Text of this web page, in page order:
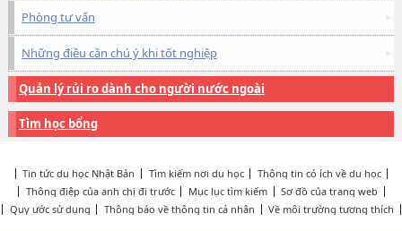
Phòng tư vấn
Những điều cần chú ý khi tốt nghiệp
Quản lý rủi ro dành cho người nước ngoài
Tìm học bổng
Tin tức du học Nhật Bản Tìm kiếm nơi du học
Thông tin có ích về du học
Thông điệp của anh chị đi trước
Mục lục tìm kiếm
Sơ đồ của trang web
Quy ước sử dụng
Thông báo về thông tin cá nhân Về môi trường tương thích